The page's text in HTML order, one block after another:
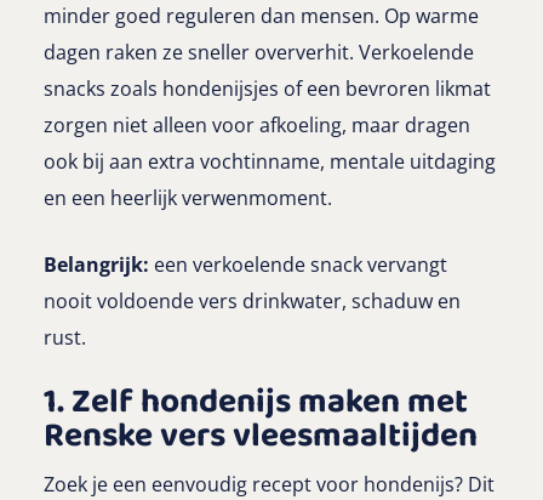
minder goed reguleren dan mensen. Op warme
dagen raken ze sneller oververhit. Verkoelende
snacks zoals hondenijsjes of een bevroren likmat
zorgen niet alleen voor afkoeling, maar dragen
ook bij aan extra vochtinname, mentale uitdaging
en een heerlijk verwenmoment.
Belangrijk: een verkoelende snack vervangt
nooit voldoende vers drinkwater, schaduw en
rust.
1. Zelf hondenijs maken met
Renske vers vleesmaaltijden
Zoek je een eenvoudig recept voor hondenijs? Dit